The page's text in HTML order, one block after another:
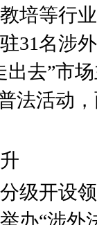
培等行
31名涉
出去”市
法活动
开设领
办“涉外